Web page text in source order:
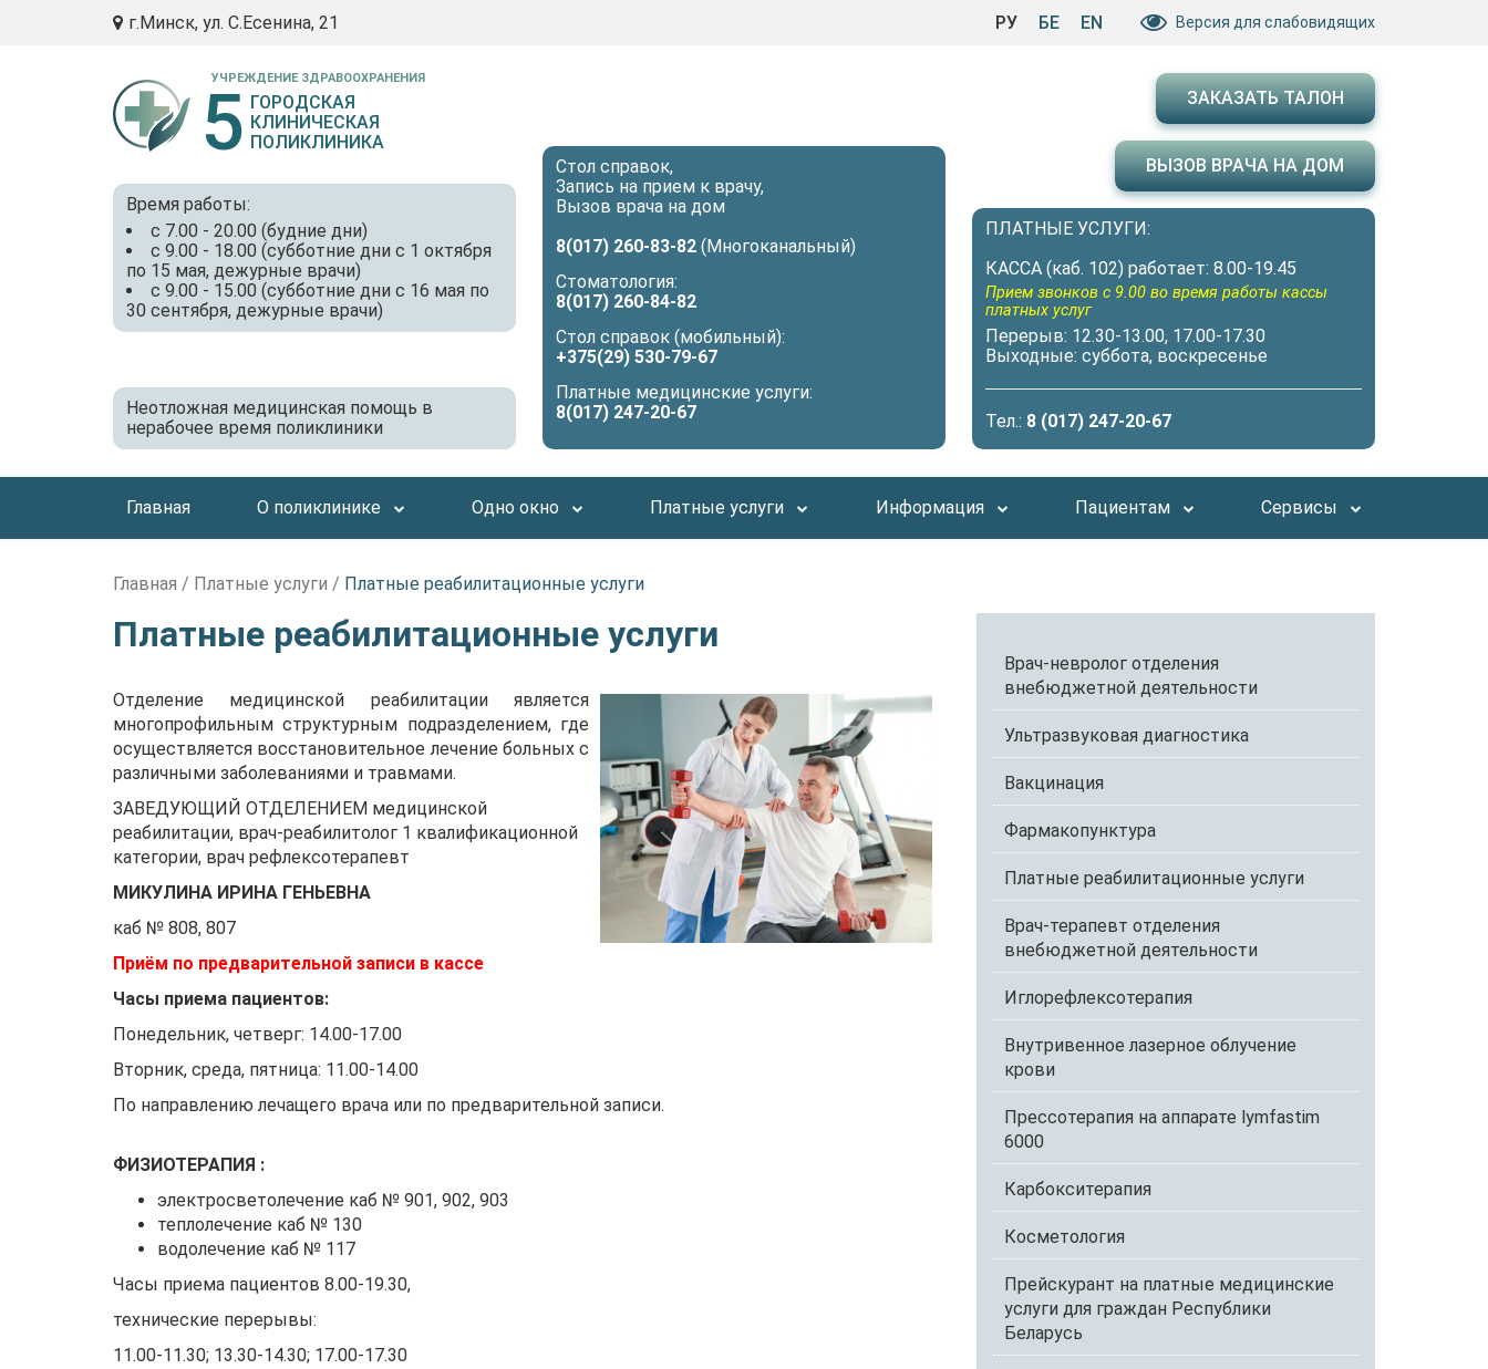
г.Минск, ул. С.Есенина, 21 РУ БЕ EN Версия для слабовидящих
УЧРЕЖДЕНИЕ ЗДРАВООХРАНЕНИЯ
5 ГОРОДСКАЯ
КЛИНИЧЕСКАЯ
ПОЛИКЛИНИКА
Время работы:
с 7.00 - 20.00 (будние дни)
с 9.00 - 18.00 (субботние дни с 1 октября
по 15 мая, дежурные врачи)
с 9.00 - 15.00 (субботние дни с 16 мая по
30 сентября, дежурные врачи)
Неотложная медицинская помощь в
нерабочее время поликлиники
Стол справок,
Запись на прием к врачу,
Вызов врача на дом
8(017) 260-83-82 (Многоканальный)
Стоматология:
8(017) 260-84-82
Стол справок (мобильный):
+375(29) 530-79-67
Платные медицинские услуги:
8(017) 247-20-67
ЗАКАЗАТЬ ТАЛОН
ВЫЗОВ ВРАЧА НА ДОМ
ПЛАТНЫЕ УСЛУГИ:
КАССА (каб. 102) работает: 8.00-19.45
Прием звонков с 9.00 во время работы кассы
платных услуг
Перерыв: 12.30-13.00, 17.00-17.30
Выходные: суббота, воскресенье
Тел.: 8 (017) 247-20-67
Главная О поликлинике Одно окно Платные услуги Информация Пациентам Сервисы
Главная / Платные услуги / Платные реабилитационные услуги
Платные реабилитационные услуги
Отделение медицинской реабилитации является
многопрофильным структурным подразделением, где
осуществляется восстановительное лечение больных с
различными заболеваниями и травмами.
ЗАВЕДУЮЩИЙ ОТДЕЛЕНИЕМ медицинской
реабилитации, врач-реабилитолог 1 квалификационной
категории, врач рефлексотерапевт
МИКУЛИНА ИРИНА ГЕНЬЕВНА
каб № 808, 807
Приём по предварительной записи в кассе
Часы приема пациентов:
Понедельник, четверг: 14.00-17.00
Вторник, среда, пятница: 11.00-14.00
По направлению лечащего врача или по предварительной записи.
ФИЗИОТЕРАПИЯ :
электросветолечение каб № 901, 902, 903
теплолечение каб № 130
водолечение каб № 117
Часы приема пациентов 8.00-19.30,
технические перерывы:
11.00-11.30; 13.30-14.30; 17.00-17.30
Врач-невролог отделения
внебюджетной деятельности
Ультразвуковая диагностика
Вакцинация
Фармакопунктура
Платные реабилитационные услуги
Врач-терапевт отделения
внебюджетной деятельности
Иглорефлексотерапия
Внутривенное лазерное облучение
крови
Прессотерапия на аппарате lymfastim
6000
Карбокситерапия
Косметология
Прейскурант на платные медицинские
услуги для граждан Республики
Беларусь